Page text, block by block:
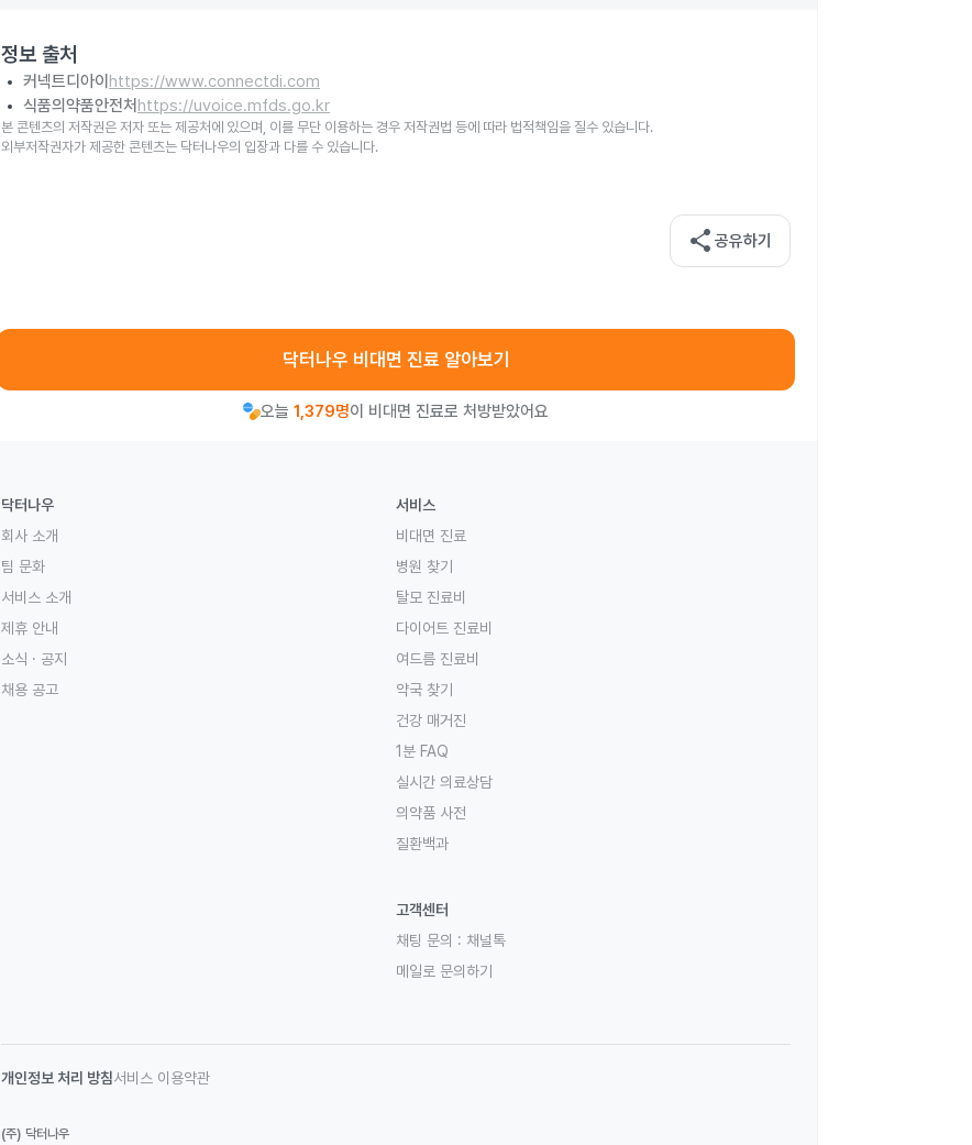
정보 출처
커넥트디아이 https://www.connectdi.com
식품의약품안전처 https://uvoice.mfds.go.kr
본 콘텐츠의 저작권은 저자 또는 제공처에 있으며, 이를 무단 이용하는 경우 저작권법 등에 따라 법적책임을 질수 있습니다.
외부저작권자가 제공한 콘텐츠는 닥터나우의 입장과 다를 수 있습니다.
share 공유하기
닥터나우 비대면 진료 알아보기
오늘 1,379명이 비대면 진료로 처방받았어요
닥터나우
회사 소개
팀 문화
서비스 소개
제휴 안내
소식 · 공지
채용 공고
서비스
비대면 진료
병원 찾기
탈모 진료비
다이어트 진료비
여드름 진료비
약국 찾기
건강 매거진
1분 FAQ
실시간 의료상담
의약품 사전
질환백과
고객센터
채팅 문의 : 채널톡
메일로 문의하기
개인정보 처리 방침서비스 이용약관
(주) 닥터나우